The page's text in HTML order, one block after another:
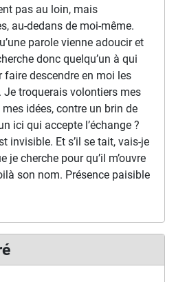
pas au loin, mais
au-dedans de moi-même.
parole vienne adoucir et
donc quelqu’un à qui
descendre en moi les
Je troquerais volontiers mes
idées, contre un brin de
ici qui accepte l’échange ?
invisible. Et s’il se tait, vais-je
je cherche pour qu’il m’ouvre
son nom. Présence paisible